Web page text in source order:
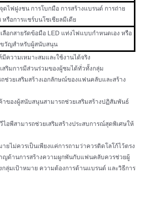
ดไฟฝูงชน การโบกมือ การสร้างแบรนด์ การถ่าย
หรือการแชร์บนโซเชียลมีเดีย
ลือกสายรัดข้อมือ LED แท่งไฟแบบกำหนดเอง หรือ
วัญสำหรับผู้สนับสนุน
ความเหมาะสมและใช้งานได้จริง
สริมการมีส่วนร่วมของผู้ชมได้ทั่วทั้งกลุ่ม
ช่วยเสริมสร้างเอกลักษณ์ของแฟนคลับและสร้าง
ของผู้สนับสนุนสามารถช่วยเสริมสร้างปฏิสัมพันธ์
อพีสามารถช่วยเสริมสร้างประสบการณ์สุดพิเศษให้
ยไม่ควรเป็นเพียงแค่การถามว่าควรติดโลโก้ไว้ตรง
ญด้านการสร้างความผูกพันกับแฟนคลับควรช่วยผู้
ลุ่มเป้าหมาย ความต้องการด้านแบรนด์ และวิธีการ